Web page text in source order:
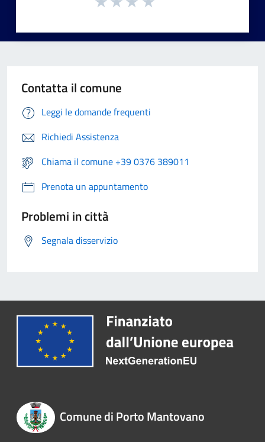
Contatta il comune
Leggi le domande frequenti
Richiedi Assistenza
Chiama il comune +39 0376 389011
Prenota un appuntamento
Problemi in città
Segnala disservizio
Comune di Porto Mantovano